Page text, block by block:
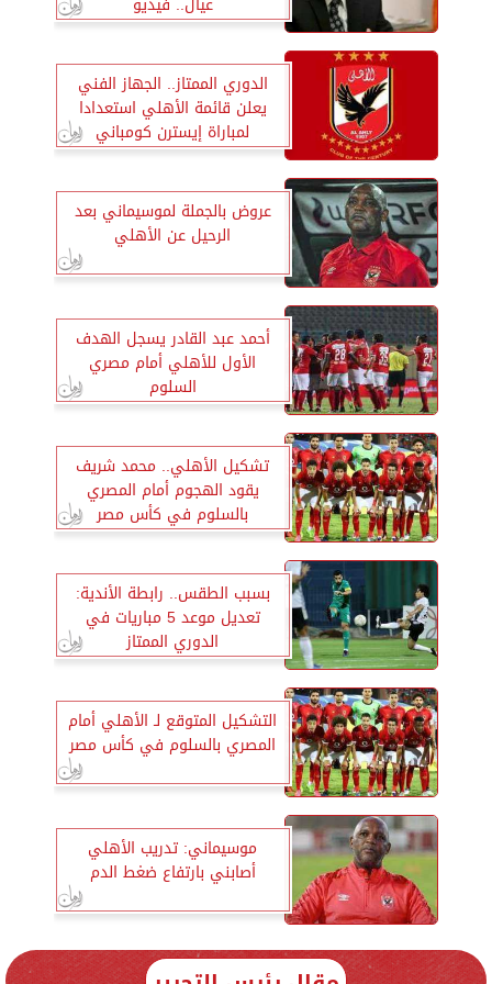
الدوري الممتاز.. الجهاز الفني
يعلن قائمة الأهلي استعدادا
لمباراة إيسترن كومباني
عروض بالجملة لموسيماني بعد
الرحيل عن الأهلي
أحمد عبد القادر يسجل الهدف
الأول للأهلي أمام مصري
السلوم
تشكيل الأهلي.. محمد شريف
يقود الهجوم أمام المصري
بالسلوم في كأس مصر
بسبب الطقس.. رابطة الأندية:
تعديل موعد 5 مباريات في
الدوري الممتاز
التشكيل المتوقع لـ الأهلي أمام
المصري بالسلوم في كأس مصر
موسيماني: تدريب الأهلي
أصابني بارتفاع ضغط الدم